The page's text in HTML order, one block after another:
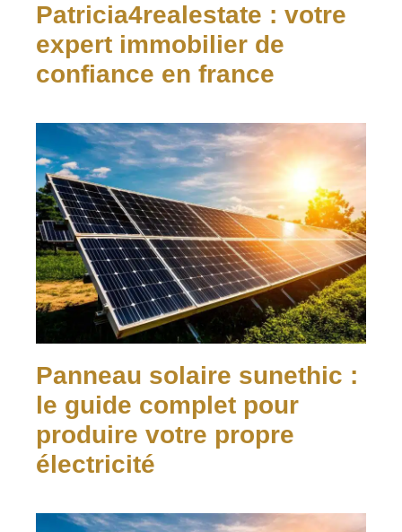
Patricia4realestate : votre
expert immobilier de
confiance en france
Panneau solaire sunethic :
le guide complet pour
produire votre propre
électricité